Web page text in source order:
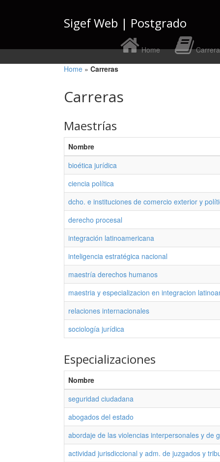
Sigef Web | Postgrado
Home
Home » Carreras
Carreras
Maestrías
Nombre
bioética jurídica
ciencia política
dcho. e instituciones de comercio exterior y
derecho procesal
integración latinoamericana
inteligencia estratégica nacional
maestría derechos humanos
maestria y especializacion en integracion
relaciones internacionales
sociología jurídica
Especializaciones
Nombre
seguridad ciudadana
abogados del estado
abordaje de las violencias interpersonales y de
actividad jurisdiccional y adm. de juzgados y